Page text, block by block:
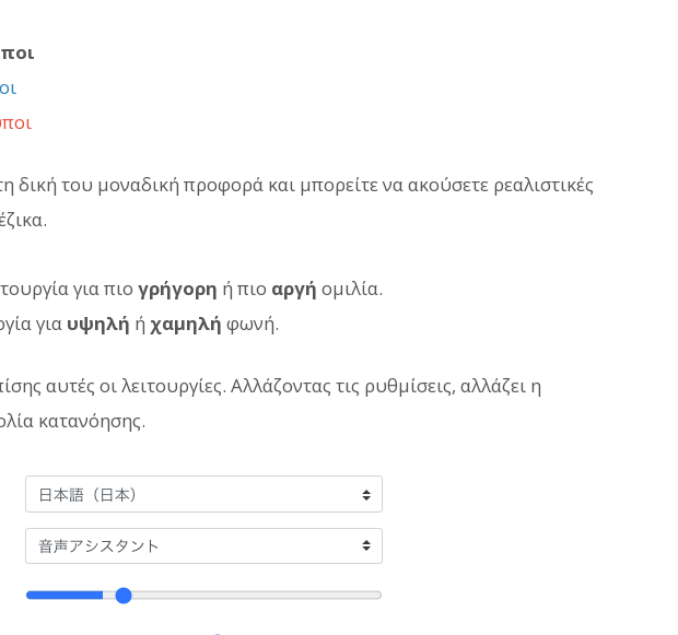
δική του μοναδική προφορά και μπορείτε να ακούσετε ρεαλιστικές
για πιο γρήγορη ή πιο αργή ομιλία.
για υψηλή ή χαμηλή φωνή.
αυτές οι λειτουργίες. Αλλάζοντας τις ρυθμίσεις, αλλάζει η
κατανόησης.